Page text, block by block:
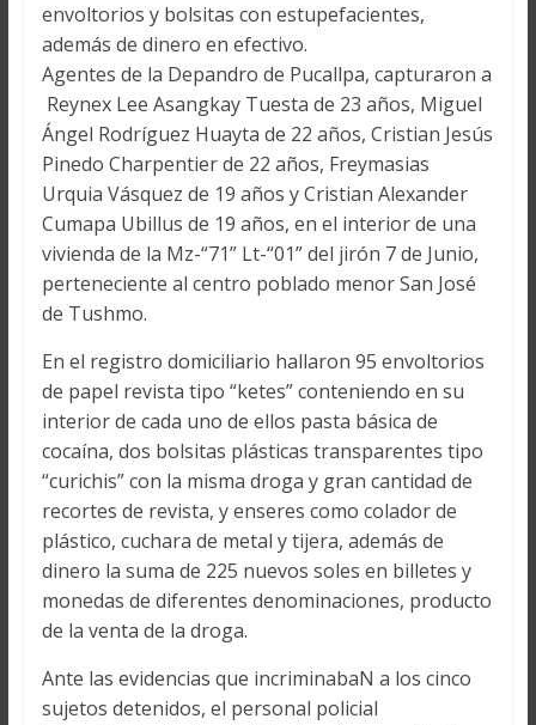
envoltorios y bolsitas con estupefacientes,
además de dinero en efectivo.
Agentes de la Depandro de Pucallpa, capturaron a
Reynex Lee Asangkay Tuesta de 23 años, Miguel
Ángel Rodríguez Huayta de 22 años, Cristian Jesús
Pinedo Charpentier de 22 años, Freymasias
Urquia Vásquez de 19 años y Cristian Alexander
Cumapa Ubillus de 19 años, en el interior de una
vivienda de la Mz-“71” Lt-“01” del jirón 7 de Junio,
perteneciente al centro poblado menor San José
de Tushmo.
En el registro domiciliario hallaron 95 envoltorios
de papel revista tipo “ketes” conteniendo en su
interior de cada uno de ellos pasta básica de
cocaína, dos bolsitas plásticas transparentes tipo
“curichis” con la misma droga y gran cantidad de
recortes de revista, y enseres como colador de
plástico, cuchara de metal y tijera, además de
dinero la suma de 225 nuevos soles en billetes y
monedas de diferentes denominaciones, producto
de la venta de la droga.
Ante las evidencias que incriminabaN a los cinco
sujetos detenidos, el personal policial